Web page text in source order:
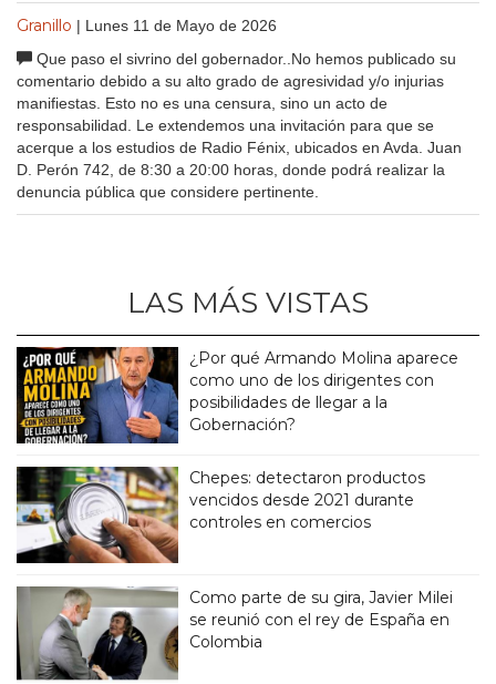
Granillo | Lunes 11 de Mayo de 2026
Que paso el sivrino del gobernador..No hemos publicado su
comentario debido a su alto grado de agresividad y/o injurias
manifiestas. Esto no es una censura, sino un acto de
responsabilidad. Le extendemos una invitación para que se
acerque a los estudios de Radio Fénix, ubicados en Avda. Juan
D. Perón 742, de 8:30 a 20:00 horas, donde podrá realizar la
denuncia pública que considere pertinente.
LAS MÁS VISTAS
¿Por qué Armando Molina aparece
como uno de los dirigentes con
posibilidades de llegar a la
Gobernación?
Chepes: detectaron productos
vencidos desde 2021 durante
controles en comercios
Como parte de su gira, Javier Milei
se reunió con el rey de España en
Colombia